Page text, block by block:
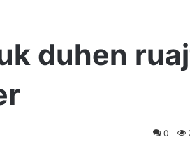
duhen
0